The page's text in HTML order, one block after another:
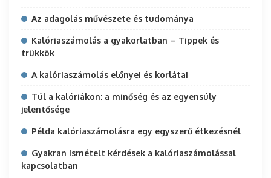
Az adagolás művészete és tudománya
Kalóriaszámolás a gyakorlatban – Tippek és
trükkök
A kalóriaszámolás előnyei és korlátai
Túl a kalóriákon: a minőség és az egyensúly
jelentősége
Példa kalóriaszámolásra egy egyszerű étkezésnél
Gyakran ismételt kérdések a kalóriaszámolással
kapcsolatban